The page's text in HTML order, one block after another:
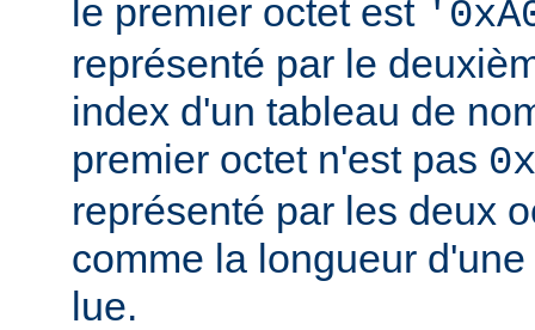
le premier octet est
représenté par le
index d'un tableau de
premier octet n'est pas
représenté par les deux
comme la longueur
lue.